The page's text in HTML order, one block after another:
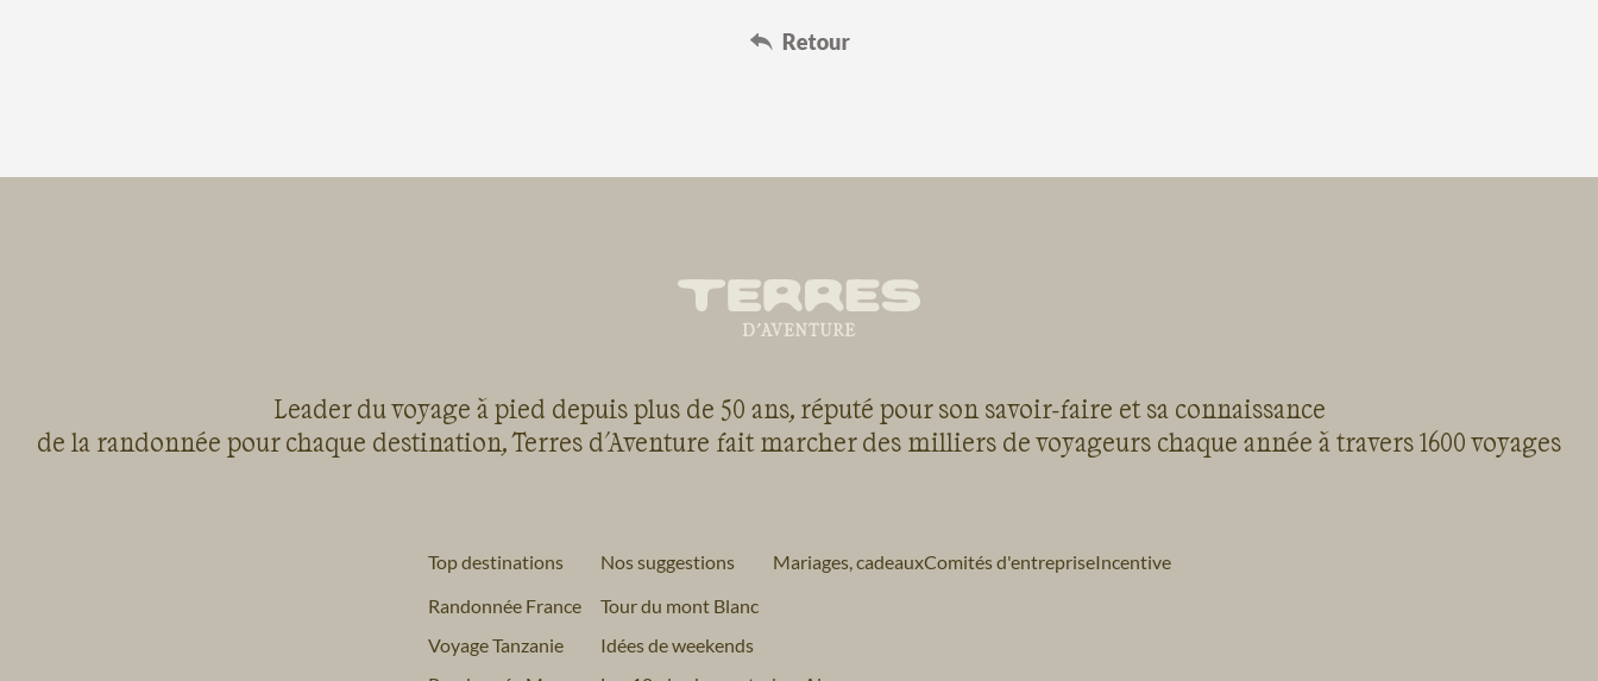
Leader du voyage à pied depuis plus de 50 ans, réputé pour son savoir-faire et sa connaissance
de la randonnée pour chaque destination, Terres d'Aventure fait marcher des milliers de voyageurs chaque année à travers 1600 voyages
Top destinations
Randonnée France
Voyage Tanzanie
Nos suggestions
Tour du mont Blanc
Idées de weekends
Mariages, cadeauxComités d'entrepriseIncentive